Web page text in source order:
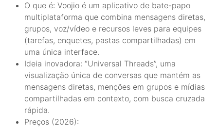
O que é: Voojio é um aplicativo de bate-papo
multiplataforma que combina mensagens diretas,
grupos, voz/vídeo e recursos leves para equipes
(tarefas, enquetes, pastas compartilhadas) em
uma única interface.
Ideia inovadora: “Universal Threads”, uma
visualização única de conversas que mantém as
mensagens diretas, menções em grupos e mídias
compartilhadas em contexto, com busca cruzada
rápida.
Preços (2026):